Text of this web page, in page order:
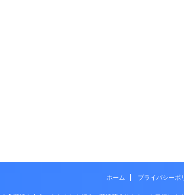
ホーム プライバシーポ